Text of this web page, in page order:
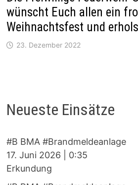
wünscht Euch allen ein
Weihnachtsfest und
23. Dezember 2022
Neueste Einsätze
#B BMA #Brandmeldeanlage
17. Juni 2026
0:35
Erkundung